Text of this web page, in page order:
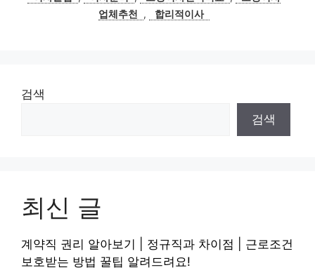
업체추천
, 합리적이사
검색
검색
최신 글
계약직 권리 알아보기 | 정규직과 차이점 | 근로조건
보호받는 방법 꿀팁 알려드려요!